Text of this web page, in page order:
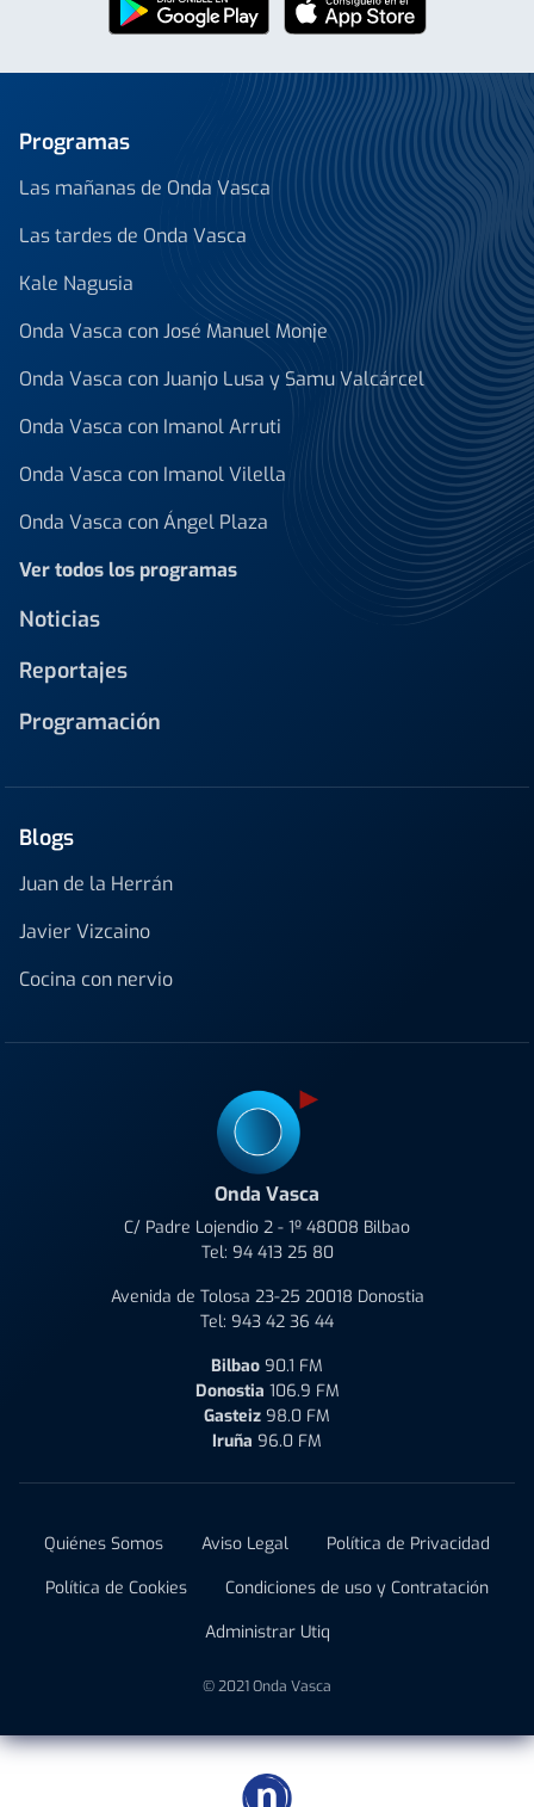
Programas
Las mañanas de Onda Vasca
Las tardes de Onda Vasca
Kale Nagusia
Onda Vasca con José Manuel Monje
Onda Vasca con Juanjo Lusa y Samu Valcárcel
Onda Vasca con Imanol Arruti
Onda Vasca con Imanol Vilella
Onda Vasca con Ángel Plaza
Ver todos los programas
Noticias
Reportajes
Programación
Blogs
Juan de la Herrán
Javier Vizcaino
Cocina con nervio
Onda Vasca
C/ Padre Lojendio 2 - 1º 48008 Bilbao
Tel: 94 413 25 80
Avenida de Tolosa 23-25 20018 Donostia
Tel: 943 42 36 44
Bilbao 90.1 FM
Donostia 106.9 FM
Gasteiz 98.0 FM
Iruña 96.0 FM
Quiénes Somos Aviso Legal
Política de Privacidad
Política de Cookies
Condiciones de uso y Contratación
Administrar Utiq
© 2021 Onda Vasca